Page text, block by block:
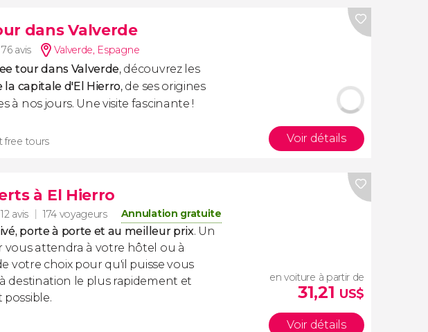
dans Valverde
76 avis Valverde, Espagne
tour dans Valverde, découvrez les
la capitale d'El Hierro, de ses origines
à nos jours. Une visite fascinante !
free tours Voir détails
à El Hierro
12 avis 174 voyageurs Annulation gratuite
porte à porte et au meilleur prix. Un
vous attendra à votre hôtel ou à
votre choix pour qu'il puisse vous
destination le plus rapidement et
en voiture à partir de
31,21 US$
Voir détails